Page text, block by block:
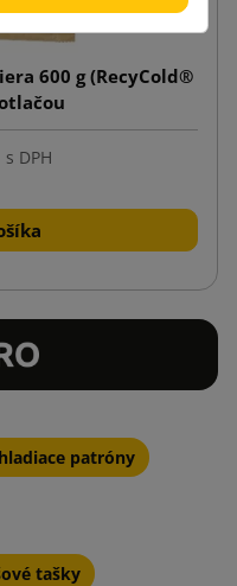
600 g (RecyCold®
s DPH
patróny
tašky